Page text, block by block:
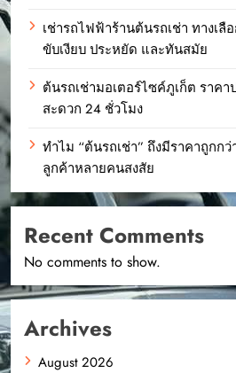
เช่ารถไฟฟ้าร้านต้นรถเช่า ทางเลื
ขับเงียบ ประหยัด และทันสมัย
ต้นรถเช่ามอเตอร์ไซค์ภูเก็ต ราคา
สะดวก 24 ชั่วโมง
ทำไม “ต้นรถเช่า” ถึงมีราคาถูกก
ลูกค้าหลายคนสงสัย
Recent Comments
No comments to show.
Archives
August 2026